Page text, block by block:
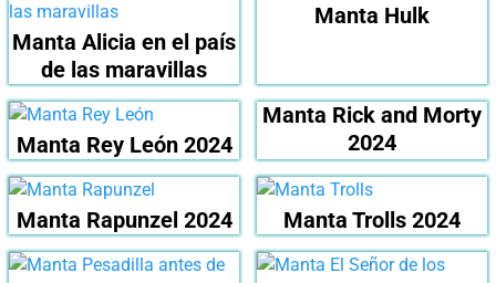
Manta Alicia en el país
de las maravillas
Manta Hulk
Manta Rey León 2024
Manta Rick and Morty
2024
Manta Rapunzel 2024 Manta Trolls 2024